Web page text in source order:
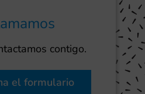
contigo.
el formulario